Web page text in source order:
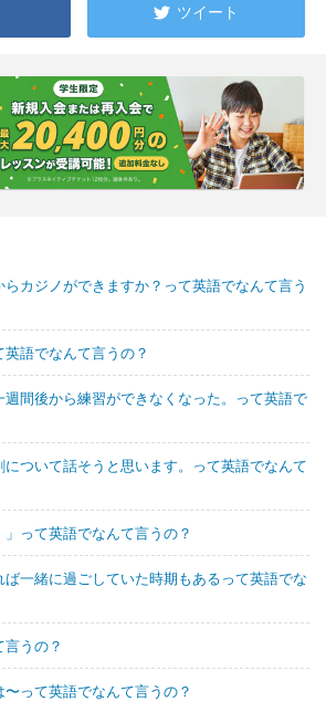
ツイート
カジノができますか？って英語でなんて言う
語でなんて言うの？
間後から練習ができなくなった。って英語で
について話そうと思います。って英語でなんて
」って英語でなんて言うの？
一緒に過ごしていた時期もあるって英語でな
うの？
って英語でなんて言うの？